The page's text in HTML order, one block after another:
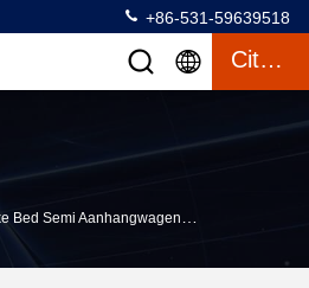
+86-531-59639518
Citaat
Bed Semi Aanhangwagen >